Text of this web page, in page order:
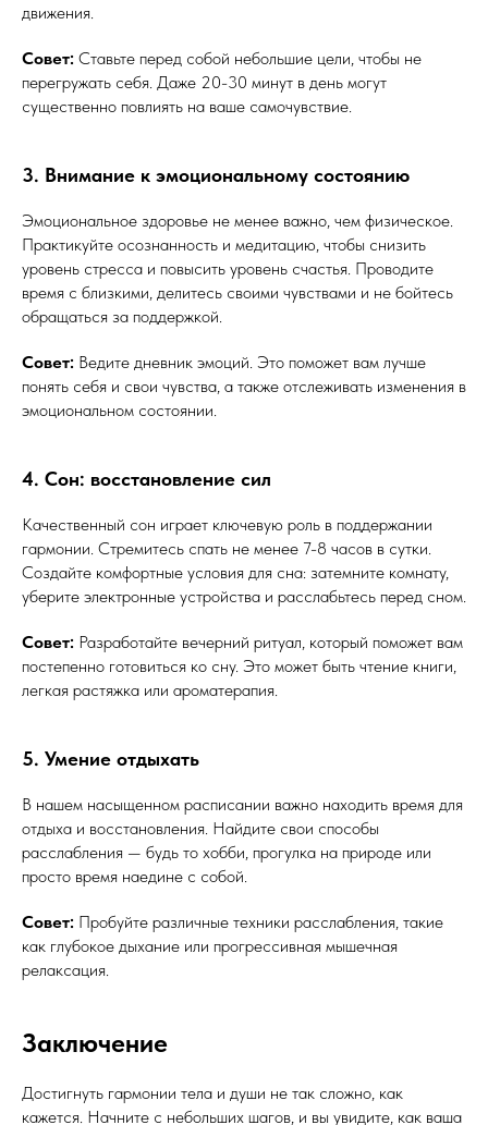
движения.
Совет: Ставьте перед собой небольшие цели, чтобы не
перегружать себя. Даже 20-30 минут в день могут
существенно повлиять на ваше самочувствие.
3. Внимание к эмоциональному состоянию
Эмоциональное здоровье не менее важно, чем физическое.
Практикуйте осознанность и медитацию, чтобы снизить
уровень стресса и повысить уровень счастья. Проводите
время с близкими, делитесь своими чувствами и не бойтесь
обращаться за поддержкой.
Совет: Ведите дневник эмоций. Это поможет вам лучше
понять себя и свои чувства, а также отслеживать изменения в
эмоциональном состоянии.
4. Сон: восстановление сил
Качественный сон играет ключевую роль в поддержании
гармонии. Стремитесь спать не менее 7-8 часов в сутки.
Создайте комфортные условия для сна: затемните комнату,
уберите электронные устройства и расслабьтесь перед сном.
Совет: Разработайте вечерний ритуал, который поможет вам
постепенно готовиться ко сну. Это может быть чтение книги,
легкая растяжка или ароматерапия.
5. Умение отдыхать
В нашем насыщенном расписании важно находить время для
отдыха и восстановления. Найдите свои способы
расслабления — будь то хобби, прогулка на природе или
просто время наедине с собой.
Совет: Пробуйте различные техники расслабления, такие
как глубокое дыхание или прогрессивная мышечная
релаксация.
Заключение
Достигнуть гармонии тела и души не так сложно, как
кажется. Начните с небольших шагов, и вы увидите, как ваша